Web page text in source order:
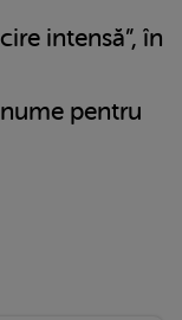
intensă”, în
pentru